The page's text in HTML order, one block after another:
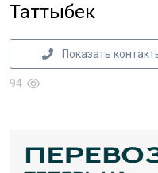
Таттыбек
Показать
94